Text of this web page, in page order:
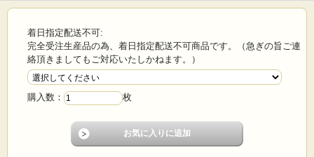
着日指定配送不可:
完全受注生産品の為、着日指定配送不可商品です。（急ぎの旨ご連
絡頂きましてもご対応いたしかねます。）
購入数： 枚